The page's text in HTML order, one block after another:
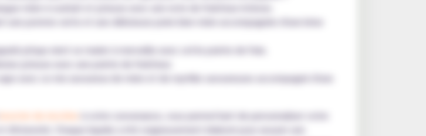
mûre à souhait et juteuse avec une note de fraîcheur intense.
une pomme verte et une délicieuse poire bien mûre accompagnée d'une brise
pitaya vient se marier à merveille avec cette pointe de frais.
juteuse avec une pointe de fraîcheur.
avec ce mix savoureux de mûre et de myrtille savoureuses accompagné d'une
à votre convenance, vous permettant de personnaliser votre
Chaque liquide a été soigneusement élaboré pour assurer une